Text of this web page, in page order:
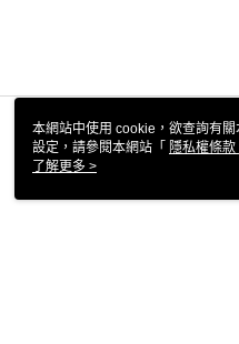
本網站中使用 cookie，欲查詢有
設定，請參閱本網站「 隱私權條款
使用 cookie。
了解更多 >